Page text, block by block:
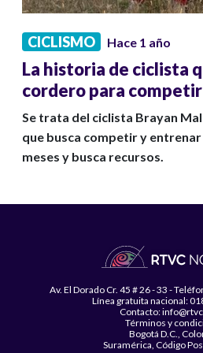
CICLISMO Hace 1 año
La historia de ciclista
cordero para
Se trata del ciclista Brayan
que busca competir y
meses y busca recursos.
Av. El Dorado Cr. 45 # 26 - 33 -
Línea gratuita nacional:
Contacto:
Términos y
Bogotá D.C.,
Suramérica, Código